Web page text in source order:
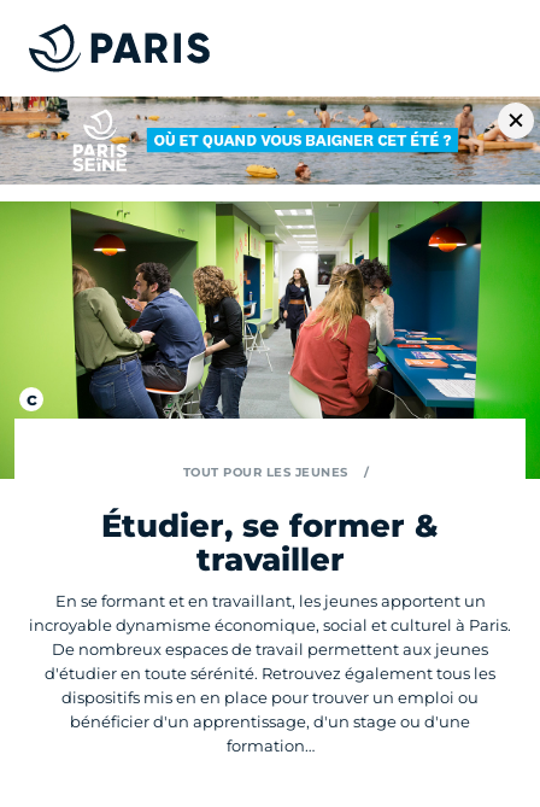
TOUT POUR LES JEUNES
Étudier, se former &
travailler
En se formant et en travaillant, les jeunes apportent un
incroyable dynamisme économique, social et culturel à Paris.
De nombreux espaces de travail permettent aux jeunes
d'étudier en toute sérénité. Retrouvez également tous les
dispositifs mis en en place pour trouver un emploi ou
bénéficier d'un apprentissage, d'un stage ou d'une
formation…